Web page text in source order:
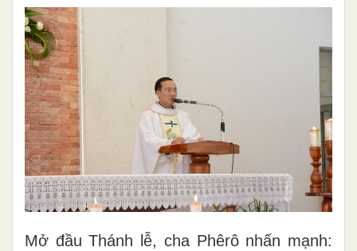
Mở đầu Thánh lễ, cha Phêrô nhấn mạnh: